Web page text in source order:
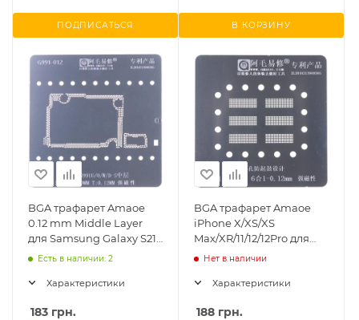
ПОДПИСАТЬСЯ В КОРЗИНУ
BGA трафарет Amaoe
0.12 mm Middle Layer
для Samsung Galaxy S21
G991/Galaxy S21 5G,
Есть в наличии: 2
Характеристики
183 грн.
BGA трафарет Amaoe
iPhone X/XS/XS
Max/XR/11/12/12Pro для
микросхемы тачскрина
Нет в наличии
Характеристики
188 грн.